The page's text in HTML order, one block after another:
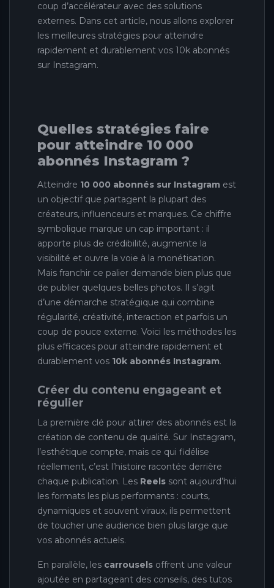
coup d’accélérateur avec des solutions
externes. Dans cet article, nous allons explorer
les meilleures stratégies pour atteindre
rapidement et durablement vos 10k abonnés
sur Instagram.
Quelles stratégies faire
pour atteindre 10 000
abonnés Instagram ?
Atteindre 10 000 abonnés sur Instagram est
un objectif que partagent la plupart des
créateurs, influenceurs et marques. Ce chiffre
symbolique marque un cap important : il
apporte plus de crédibilité, augmente la
visibilité et ouvre la voie à la monétisation.
Mais franchir ce palier demande bien plus que
de publier quelques belles photos. Il s’agit
d’une démarche stratégique qui combine
régularité, créativité, interaction et parfois un
coup de pouce externe. Voici les méthodes les
plus efficaces pour atteindre rapidement et
durablement vos 10k abonnés Instagram.
Créer du contenu engageant et
régulier
La première clé pour attirer des abonnés est la
création de contenu de qualité. Sur Instagram,
l’esthétique compte, mais ce qui fidélise
réellement, c’est l’histoire racontée derrière
chaque publication. Les Reels sont aujourd’hui
les formats les plus performants : courts,
dynamiques et souvent viraux, ils permettent
de toucher une audience bien plus large que
vos abonnés actuels.
En parallèle, les carrousels offrent une valeur
ajoutée en partageant des conseils, des tutos